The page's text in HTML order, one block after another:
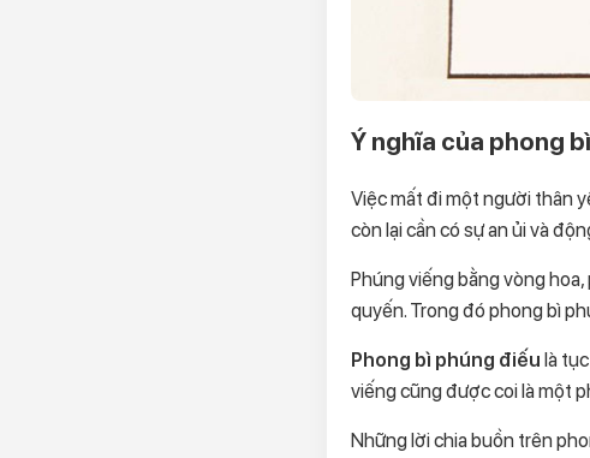
Ý nghĩa của phong
Việc mất đi một người thân
còn lại cần có sự an ủi và
Phúng viếng bằng vòng
quyến. Trong đó phong bì
Phong bì phúng điếu là
viếng cũng được coi là một
Những lời chia buồn trên